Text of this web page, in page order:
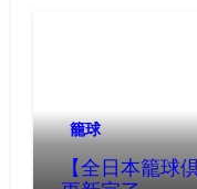
籠球
【全日本籠球